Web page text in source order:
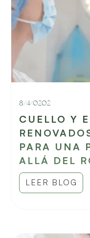
8/4/0202
CUELLO Y
PARA UNA
ALLÁ DEL
LEER BLOG